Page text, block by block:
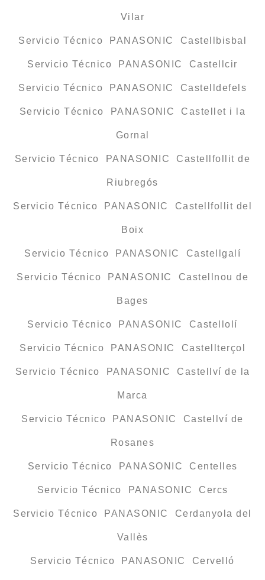
Vilar
Servicio Técnico PANASONIC Castellbisbal
Servicio Técnico PANASONIC Castellcir
Servicio Técnico PANASONIC Castelldefels
Servicio Técnico PANASONIC Castellet i la
Gornal
Servicio Técnico PANASONIC Castellfollit de
Riubregós
Servicio Técnico PANASONIC Castellfollit del
Boix
Servicio Técnico PANASONIC Castellgalí
Servicio Técnico PANASONIC Castellnou de
Bages
Servicio Técnico PANASONIC Castellolí
Servicio Técnico PANASONIC Castellterçol
Servicio Técnico PANASONIC Castellví de la
Marca
Servicio Técnico PANASONIC Castellví de
Rosanes
Servicio Técnico PANASONIC Centelles
Servicio Técnico PANASONIC Cercs
Servicio Técnico PANASONIC Cerdanyola del
Vallès
Servicio Técnico PANASONIC Cervelló